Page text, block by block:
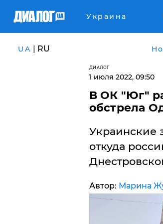
Украина
UA | RU
ДИАЛОГ
1 июля 2022, 09:50
​В ОК "Юг"
обстрела
Украинские
откуда
Автор: Марина